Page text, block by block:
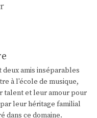
deux amis inséparables
à l'école de musique,
talent et leur amour pour
leur héritage familial
dans ce domaine.